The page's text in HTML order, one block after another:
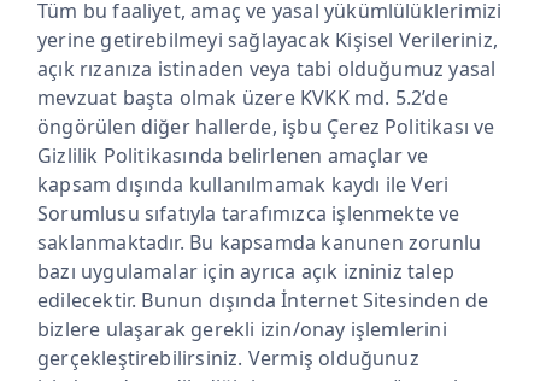
Tüm bu faaliyet, amaç ve yasal yükümlülüklerimizi
yerine getirebilmeyi sağlayacak Kişisel Verileriniz,
açık rızanıza istinaden veya tabi olduğumuz yasal
mevzuat başta olmak üzere KVKK md. 5.2’de
öngörülen diğer hallerde, işbu Çerez Politikası ve
Gizlilik Politikasında belirlenen amaçlar ve
kapsam dışında kullanılmamak kaydı ile Veri
Sorumlusu sıfatıyla tarafımızca işlenmekte ve
saklanmaktadır. Bu kapsamda kanunen zorunlu
bazı uygulamalar için ayrıca açık izniniz talep
edilecektir. Bunun dışında İnternet Sitesinden de
bizlere ulaşarak gerekli izin/onay işlemlerini
gerçekleştirebilirsiniz. Vermiş olduğunuz